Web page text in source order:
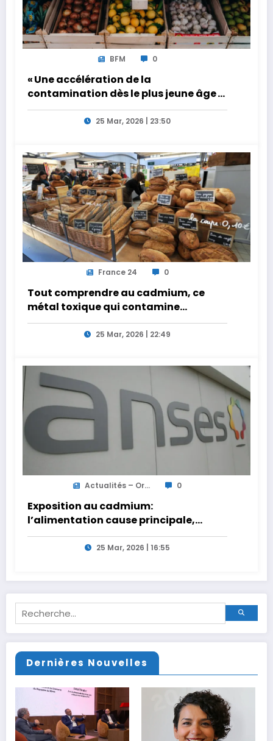
BFM 0
« Une accélération de la
contamination dès le plus jeune âge » :
dans le pain, le chocolat… pourquoi
sommes nous si exposés au
25 Mar, 2026 | 23:50
France 24 0
Tout comprendre au cadmium, ce
métal toxique qui contamine
l’alimentation des Français
25 Mar, 2026 | 22:49
Actualités – Or... 0
Exposition au cadmium:
l’alimentation cause principale,
priorité à la décontamination des sols
25 Mar, 2026 | 16:55
Dernières Nouvelles